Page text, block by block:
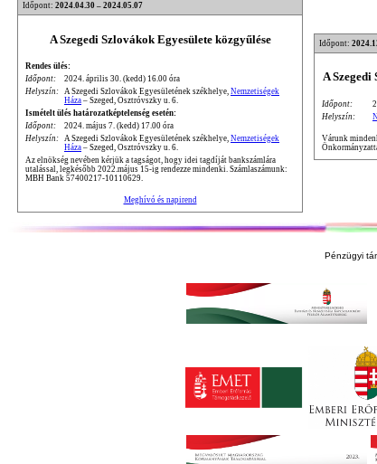
Időpont: 2024.04.30 – 2024.05.07
A Szegedi Szlovákok Egyesülete közgyűlése
Rendes ülés:
Időpont:
2024. április 30. (kedd) 16.00 óra
Helyszín: A Szegedi Szlovákok Egyesületének székhelye, Nemzetiségek
Háza – Szeged, Osztróvszky u. 6.
Ismételt ülés határozatképtelenség esetén:
Időpont:
2024. május 7. (kedd) 17.00 óra
Helyszín: A Szegedi Szlovákok Egyesületének székhelye, Nemzetiségek
Háza – Szeged, Osztróvszky u. 6.
Az elnökség nevében kérjük a tagságot, hogy idei tagdíját bankszámlára
utalással, legkésőbb 2022.május 15-ig rendezze mindenki. Számlaszámunk:
MBH Bank 57400217-10110629.
Meghívó és napirend
Időpont:
A
Időpont:
Helyszín:
Várunk
Pénzügyi